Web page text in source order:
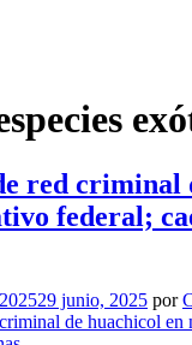
red criminal
federal;
29 junio, 2025 por